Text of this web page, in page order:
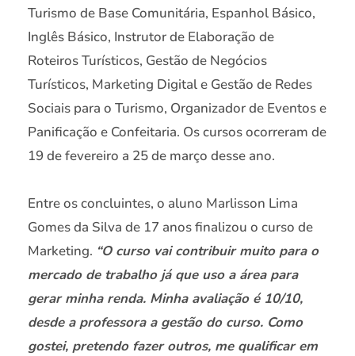
Turismo de Base Comunitária, Espanhol Básico,
Inglês Básico, Instrutor de Elaboração de
Roteiros Turísticos, Gestão de Negócios
Turísticos, Marketing Digital e Gestão de Redes
Sociais para o Turismo, Organizador de Eventos e
Panificação e Confeitaria. Os cursos ocorreram de
19 de fevereiro a 25 de março desse ano.
Entre os concluintes, o aluno Marlisson Lima
Gomes da Silva de 17 anos finalizou o curso de
Marketing. “O curso vai contribuir muito para o
mercado de trabalho já que uso a área para
gerar minha renda. Minha avaliação é 10/10,
desde a professora a gestão do curso. Como
gostei, pretendo fazer outros, me qualificar em